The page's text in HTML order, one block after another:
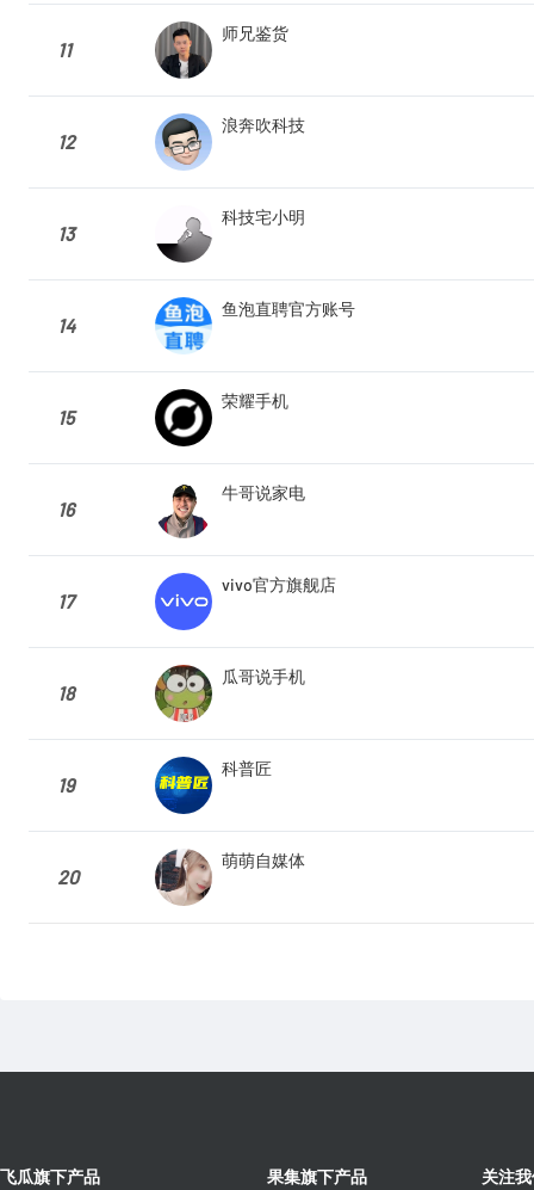
11
师兄鉴货
12
浪奔吹科技
13
科技宅小明
14
鱼泡直聘官方账号
15
荣耀手机
16
牛哥说家电
17
vivo官方旗舰店
18
瓜哥说手机
19
科普匠
20
萌萌自媒体
飞瓜旗下产品 果集旗下产品 关注